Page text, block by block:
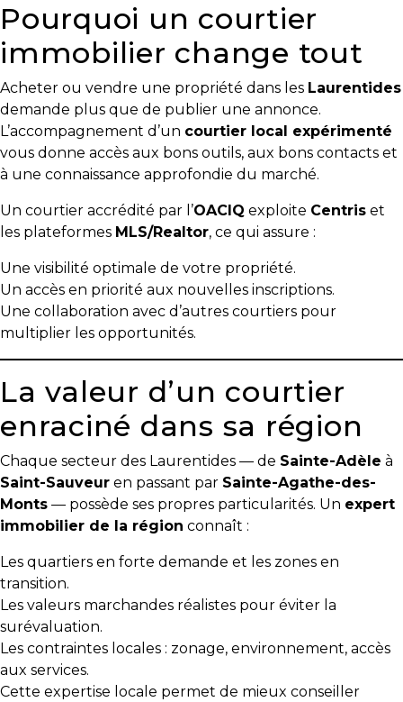
Pourquoi un courtier
immobilier change tout
Acheter ou vendre une propriété dans les Laurentides
demande plus que de publier une annonce.
L’accompagnement d’un courtier local expérimenté
vous donne accès aux bons outils, aux bons contacts et
à une connaissance approfondie du marché.
Un courtier accrédité par l’OACIQ exploite Centris et
les plateformes MLS/Realtor, ce qui assure :
Une visibilité optimale de votre propriété.
Un accès en priorité aux nouvelles inscriptions.
Une collaboration avec d’autres courtiers pour
multiplier les opportunités.
La valeur d’un courtier
enraciné dans sa région
Chaque secteur des Laurentides — de Sainte-Adèle à
Saint-Sauveur en passant par Sainte-Agathe-des-
Monts — possède ses propres particularités. Un expert
immobilier de la région connaît :
Les quartiers en forte demande et les zones en
transition.
Les valeurs marchandes réalistes pour éviter la
surévaluation.
Les contraintes locales : zonage, environnement, accès
aux services.
Cette expertise locale permet de mieux conseiller